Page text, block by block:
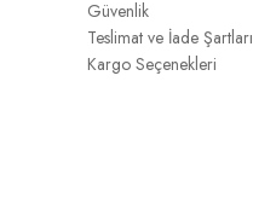
Güvenlik
Teslimat ve İade Şartları
Kargo Seçenekleri